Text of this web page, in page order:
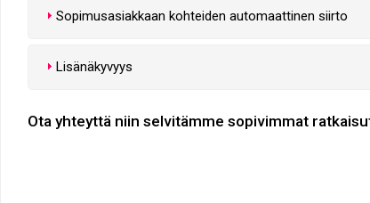
Sopimusasiakkaan kohteiden automaattinen siirto
Lisänäkyvyys
Ota yhteyttä niin selvitämme sopivimmat